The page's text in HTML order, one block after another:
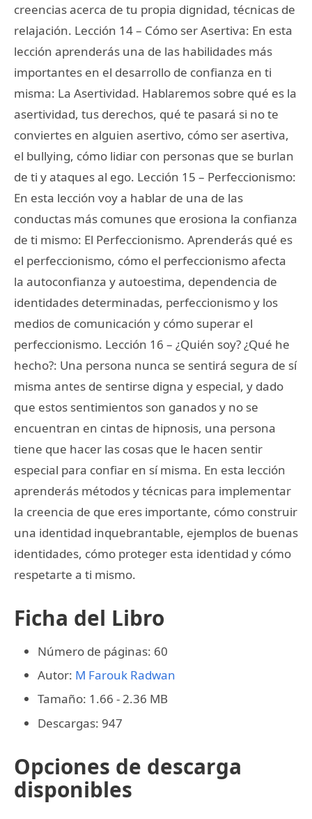
creencias acerca de tu propia dignidad, técnicas de
relajación. Lección 14 – Cómo ser Asertiva: En esta
lección aprenderás una de las habilidades más
importantes en el desarrollo de confianza en ti
misma: La Asertividad. Hablaremos sobre qué es la
asertividad, tus derechos, qué te pasará si no te
conviertes en alguien asertivo, cómo ser asertiva,
el bullying, cómo lidiar con personas que se burlan
de ti y ataques al ego. Lección 15 – Perfeccionismo:
En esta lección voy a hablar de una de las
conductas más comunes que erosiona la confianza
de ti mismo: El Perfeccionismo. Aprenderás qué es
el perfeccionismo, cómo el perfeccionismo afecta
la autoconfianza y autoestima, dependencia de
identidades determinadas, perfeccionismo y los
medios de comunicación y cómo superar el
perfeccionismo. Lección 16 – ¿Quién soy? ¿Qué he
hecho?: Una persona nunca se sentirá segura de sí
misma antes de sentirse digna y especial, y dado
que estos sentimientos son ganados y no se
encuentran en cintas de hipnosis, una persona
tiene que hacer las cosas que le hacen sentir
especial para confiar en sí misma. En esta lección
aprenderás métodos y técnicas para implementar
la creencia de que eres importante, cómo construir
una identidad inquebrantable, ejemplos de buenas
identidades, cómo proteger esta identidad y cómo
respetarte a ti mismo.
Ficha del Libro
Número de páginas: 60
Autor: M Farouk Radwan
Tamaño: 1.66 - 2.36 MB
Descargas: 947
Opciones de descarga
disponibles